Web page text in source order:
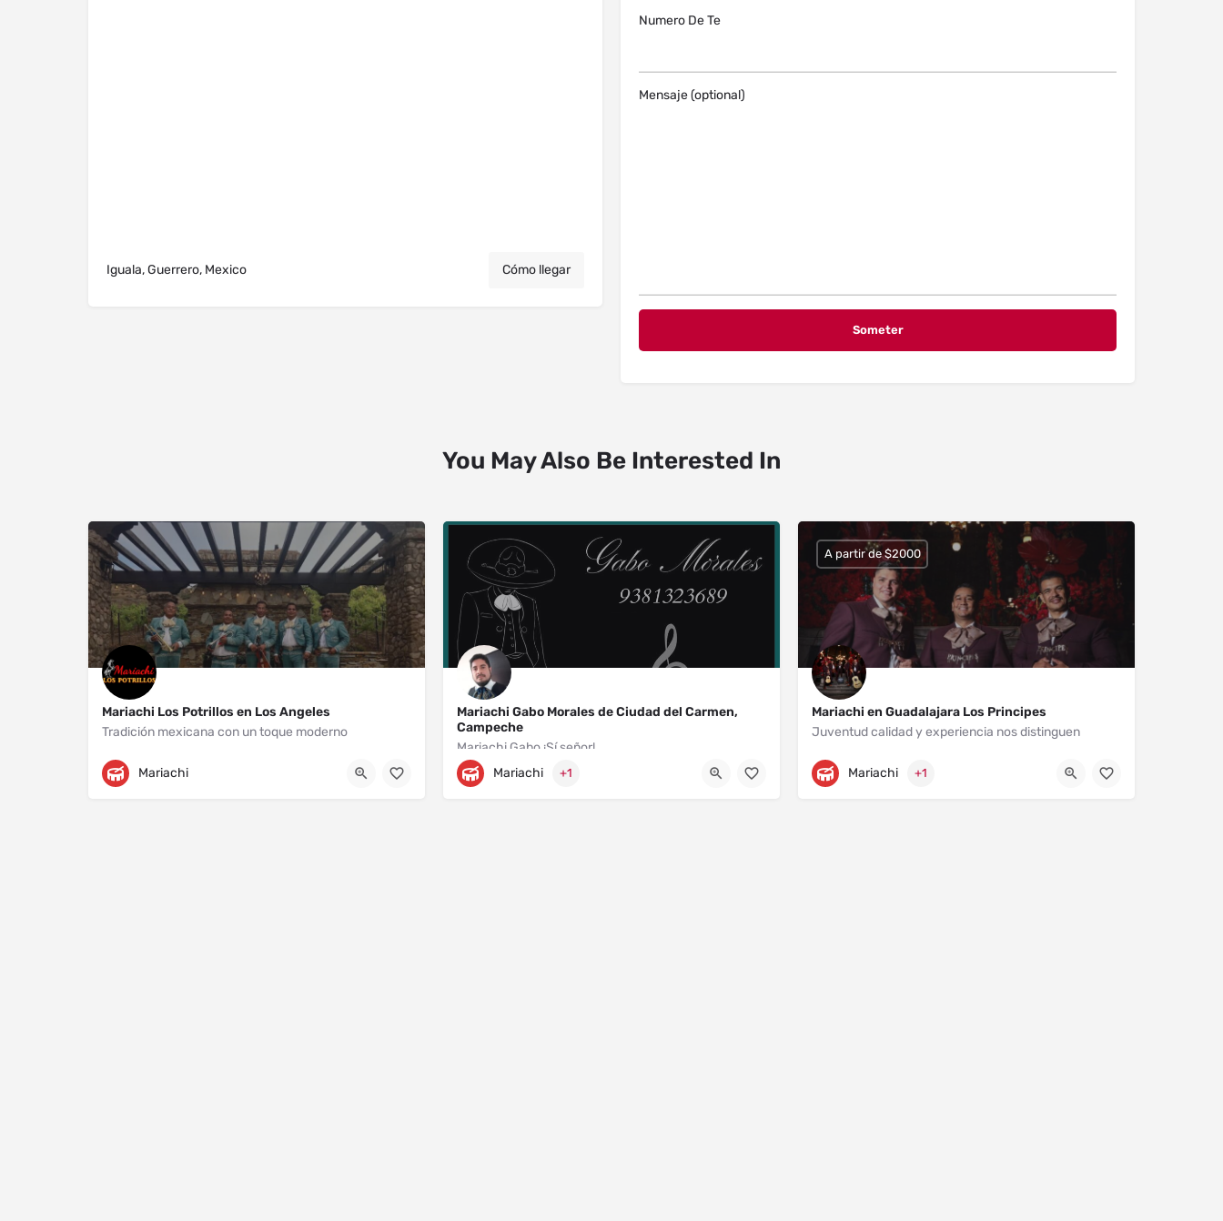
Iguala, Guerrero, Mexico Cómo llegar
Numero De Te
Mensaje (optional)
You May Also Be Interested In
Mariachi Los Potrillos en Los Angeles
Tradición mexicana con un toque moderno
Los Angeles
Mariachi
Mariachi Gabo Morales de Ciudad del Carmen,
Campeche
Mariachi Gabo ¡Sí señor!
Prolongación Avenida Benito Juárez 270
Mariachi +1
Mariachi en Guadalajara Los Principes
Juventud calidad y experiencia nos distinguen
Zapopan
A partir de $2000
Mariachi +1